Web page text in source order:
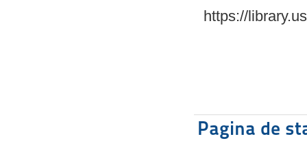
https://
Pagina de